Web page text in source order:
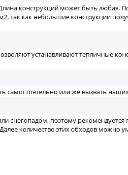
конструкций может быть любая.
так как небольшие конструкции
устанавливают тепличные
самостоятельно или же вызвать
поэтому рекомендуется
количество этих обходов можно